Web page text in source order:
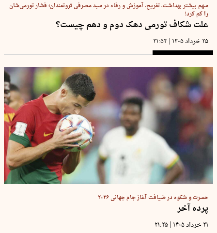
سهم بیشتر بهداشت، تفریح، آموزش و رفاه در سبد مصرفی ثروتمندان؛ فشار تورمی‌شان
را کم کرد!
علت شکاف تورمی دهک دوم و دهم چیست؟
۲۵ خرداد ۱۴۰۵ | ۲۱:۵۴
حسرت و شکوه در ضیافت آغاز جام جهانی ۲۰۲۶
پرده آخر
۲۱ خرداد ۱۴۰۵ | ۲۱:۲۵